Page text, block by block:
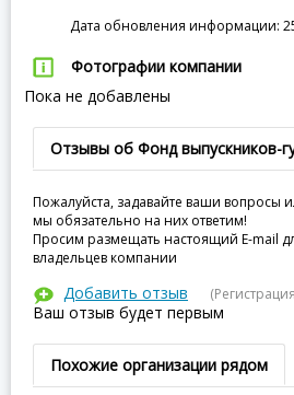
Дата обновления информации:
Фотографии компании
Пока не добавлены
Отзывы об Фонд выпускников-
Пожалуйста, задавайте ваши вопросы
мы обязательно на них ответим!
Просим размещать настоящий E-mail
владельцев компании
Добавить отзыв
Ваш отзыв будет первым
Похожие организации рядом